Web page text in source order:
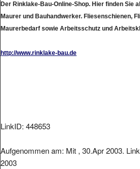
Der Rinklake-Bau-Online-Shop. Hier finden Sie
Maurer und Bauhandwerker. Fliesenschienen,
Maurerbedarf sowie Arbeitsschutz und
http://www.rinklake-bau.de
LinkID: 448653
Aufgenommen am: Mit , 30.Apr 2003.
2003